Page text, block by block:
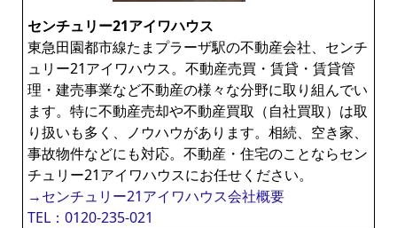
センチュリー21アイワハウス
東急田園都市線たまプラーザ駅の不動産会社、センチ
ュリー21アイワハウス。不動産売買・賃貸・賃貸管
理・建売事業など不動産の様々な分野に取り組んでい
ます。特に不動産売却や不動産買取（自社買取）は取
り扱いも多く、ノウハウがあります。相続、空き家、
事故物件などにも対応。不動産・住宅のことならセン
チュリー21アイワハウスにお任せください。
→センチュリー21アイワハウス会社概要
TEL：0120-235-021